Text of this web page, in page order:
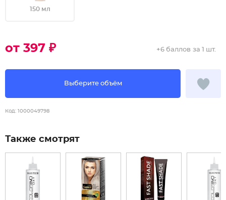
150 мл
от 397 ₽
Выберите объём
+6 баллов за 1 шт.
Код: 1000049798
Также смотрят